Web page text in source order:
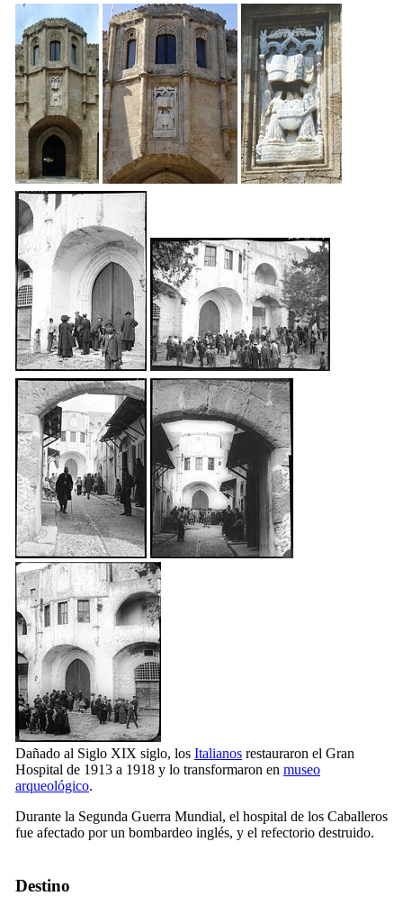
Dañado al Siglo XIX siglo, los Italianos restauraron el Gran
Hospital de 1913 a 1918 y lo transformaron en museo
arqueológico.
Durante la Segunda Guerra Mundial, el hospital de los Caballeros
fue afectado por un bombardeo inglés, y el refectorio destruido.
Destino